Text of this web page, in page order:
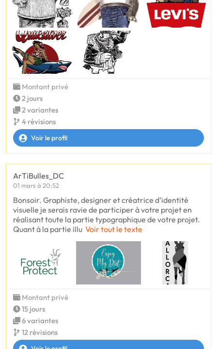
Montant privé
2 jours
2 variantes
4 révisions
Voir le profil
ArTiBulles_DC
01 mars à 20:52
Bonsoir. Graphiste, designer et créatrice d’identité
visuelle je serais ravie de participer à votre projet en
réalisant toute la partie typographique de votre projet.
Quant à la partie illu Voir tout le texte
Montant privé
15 jours
6 variantes
12 révisions